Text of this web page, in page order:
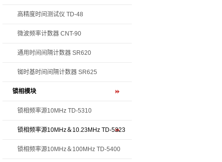
高精度时间测试仪 TD-48
微波频率计数器 CNT-90
通用时间间隔计数器 SR620
铷时基时间间隔计数器 SR625
锁相模块
锁相频率源10MHz TD-5310
锁相频率源10MHz＆10.23MHz TD-5323
锁相频率源10MHz＆100MHz TD-5400